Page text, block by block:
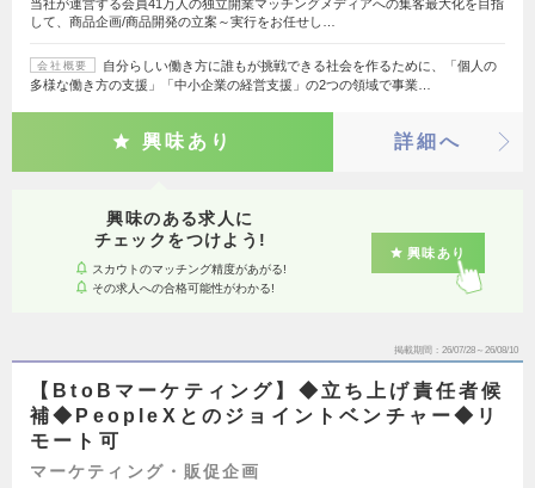
当社が運営する会員41万人の独立開業マッチングメディアへの集客最大化を目指
して、商品企画/商品開発の立案～実行をお任せし…
会社概要
自分らしい働き方に誰もが挑戦できる社会を作るために、「個人の
多様な働き方の支援」「中小企業の経営支援」の2つの領域で事業…
興味あり 詳細へ
興味のある求人に
チェックをつけよう!
スカウトのマッチング精度があがる!
その求人への合格可能性がわかる!
興味あり
掲載期間 26/07/28～26/08/10
【BtoBマーケティング】◆立ち上げ責任者候
補◆PeopleXとのジョイントベンチャー◆リ
モート可
マーケティング・販促企画